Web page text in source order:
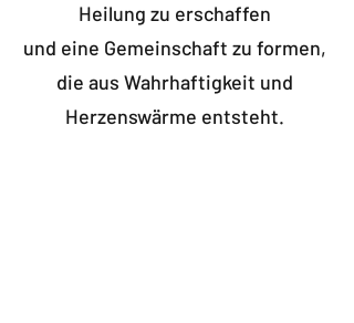
Heilung zu erschaffen
und eine Gemeinschaft zu formen,
die aus Wahrhaftigkeit und
Herzenswärme entsteht.